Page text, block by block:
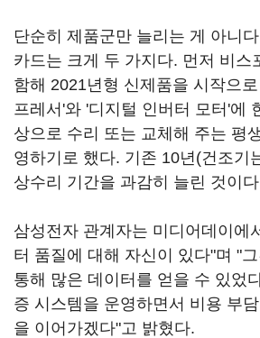
단순히 제품군만 늘리는 게 아니
카드는 크게 두 가지다. 먼저 비스
함해 2021년형 신제품을 시작으
프레서'와 '디지털 인버터 모터'에
상으로 수리 또는 교체해 주는 평
영하기로 했다. 기존 10년(건조기
상수리 기간을 과감히 늘린 것이
삼성전자 관계자는 미디어데이에
터 품질에 대해 자신이 있다"며 "
통해 많은 데이터를 얻을 수 있었
증 시스템을 운영하면서 비용 부
을 이어가겠다"고 밝혔다.